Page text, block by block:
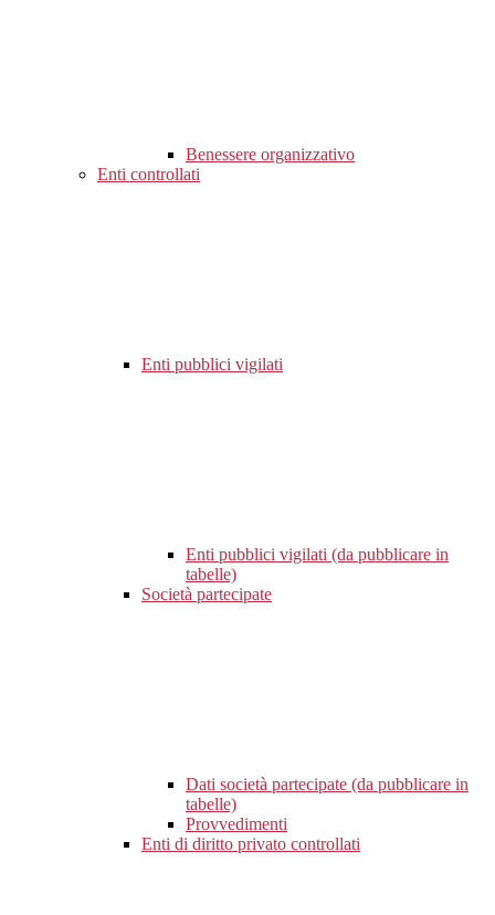
Benessere organizzativo
Enti controllati
Enti pubblici vigilati
Enti pubblici vigilati (da pubblicare in
tabelle)
Società partecipate
Dati società partecipate (da pubblicare in
tabelle)
Provvedimenti
Enti di diritto privato controllati